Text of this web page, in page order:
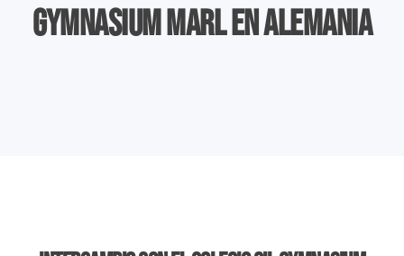
Gymnasium Marl en Alemania